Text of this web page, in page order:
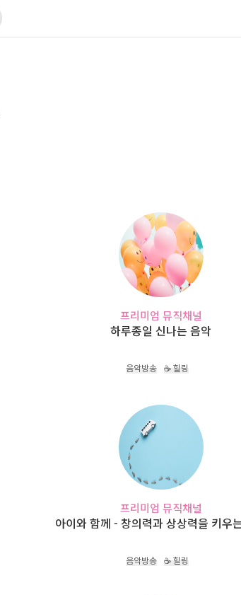
프리미엄 뮤직채널
하루종일 신나는 음악
음악방송 ☕ 힐링
프리미엄 뮤직채널
아이와 함께 - 창의력과 상상력을 키우
음악방송 ☕ 힐링